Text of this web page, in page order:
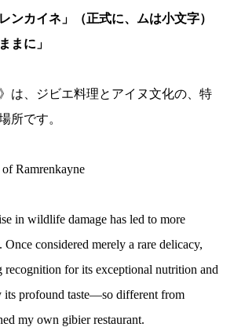
ンカイネ」（正式に、ムは小文字）
まに」
は、ジビエ料理とアイヌ文化の、特
所です。
Ramrenkayne
in wildlife damage has led to more
considered merely a rare delicacy,
recognition for its exceptional nutrition and
its profound taste—so different from
my own gibier restaurant.